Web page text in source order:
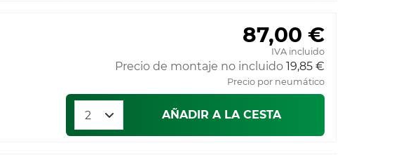
87,00 €
IVA incluido
Precio de montaje no incluido 19,85 €
Precio por neumático
AÑADIR A LA CESTA